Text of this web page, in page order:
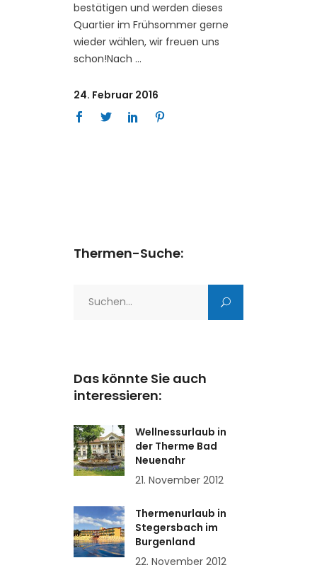
bestätigen und werden dieses
Quartier im Frühsommer gerne
wieder wählen, wir freuen uns
schon!Nach
24. Februar 2016
Thermen-Suche:
Das könnte Sie auch
interessieren:
Wellnessurlaub in
der Therme Bad
Neuenahr
21. November 2012
Thermenurlaub in
Stegersbach im
Burgenland
22. November 2012